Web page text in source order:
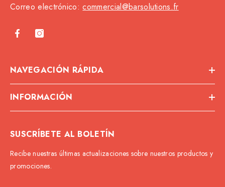
Correo electrónico:commercial@barsolutions.fr
NAVEGACIÓN RÁPIDA
INFORMACIÓN
SUSCRÍBETE AL BOLETÍN
Recibe nuestras últimas actualizaciones sobre nuestros productos y
promociones.